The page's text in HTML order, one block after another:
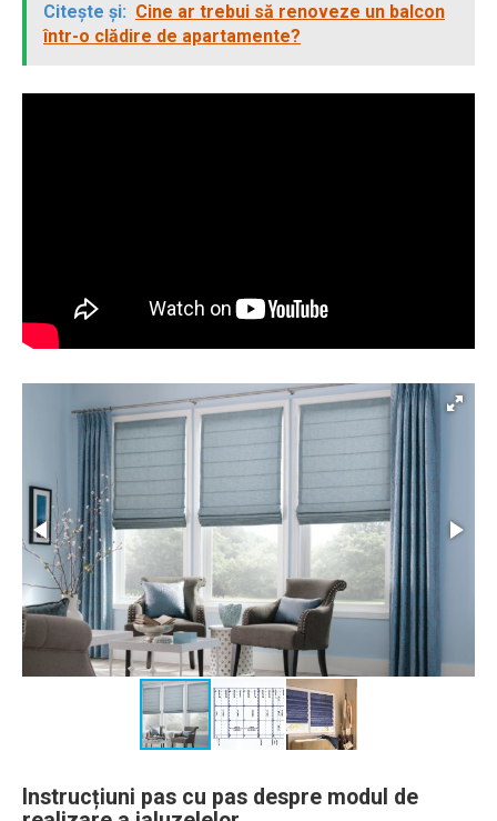
Citește și: Cine ar trebui să renoveze un balcon
într-o clădire de apartamente?
Instrucțiuni pas cu pas despre modul de